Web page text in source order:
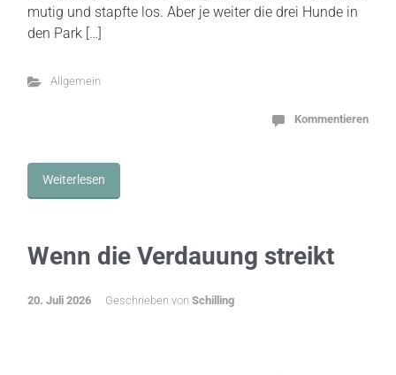
mutig und stapfte los. Aber je weiter die drei Hunde in
den Park […]
Allgemein
Kommentieren
Weiterlesen
Wenn die Verdauung streikt
20. Juli 2026 Geschrieben von Schilling